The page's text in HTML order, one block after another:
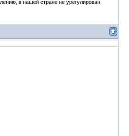
в нашей стране не урегулирован